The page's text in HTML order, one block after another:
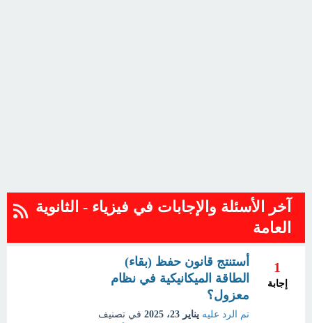
آخر الأسئلة والإجابات في فيزياء - الثانوية
العامة
1
إجابة
أستنتج قانون حفظ (بقاء)
الطاقة الميكانيكية في نظام
معزول؟
تم الرد عليه يناير 23، 2025
في تصنيف